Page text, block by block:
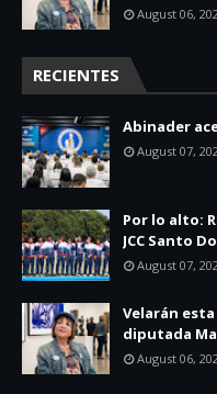
August 06,
RECIENTES
Abinader
August 07,
Por lo alto:
JCC Santo
August 07,
Velarán
diputada
August 06,